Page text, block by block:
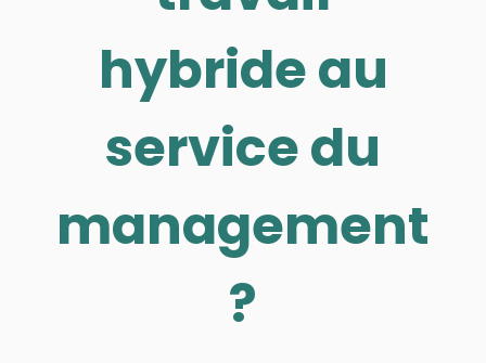
hybride au
service du
management
?